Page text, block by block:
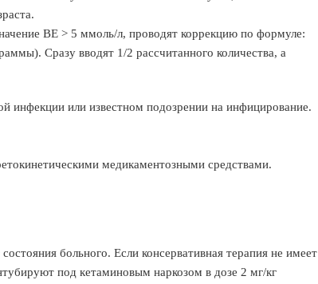
ВЕ > 5 ммоль/л, проводят коррекцию по формуле:
Сразу вводят 1/2 рассчитанного количества, а
инфекции или известном подозрении на инфицирование.
медикаментозными средствами.
больного. Если консервативная терапия не имеет
под кетаминовым наркозом в дозе 2 мг/кг